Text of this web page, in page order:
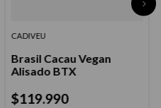
CADIVEU
Brasil Cacau Vegan
Alisado BTX
$119.990